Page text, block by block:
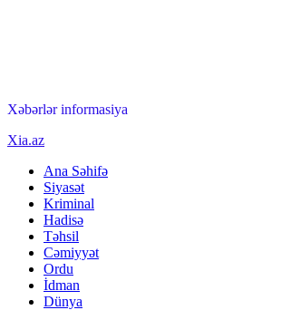
Xəbərlər informasiya
Primary
Xia.az
Ana Səhifə
Siyasət
Kriminal
Hadisə
Təhsil
Cəmiyyət
Ordu
İdman
Dünya